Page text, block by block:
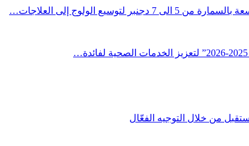
لتوسيع الولوج إلى العلاجات…
من خلال التوجيه الفعّال